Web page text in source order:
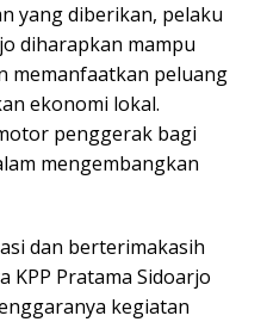
yang diberikan, pelaku
diharapkan mampu
memanfaatkan peluang
ekonomi lokal.
penggerak bagi
mengembangkan
dan berterimakasih
KPP Pratama Sidoarjo
kegiatan